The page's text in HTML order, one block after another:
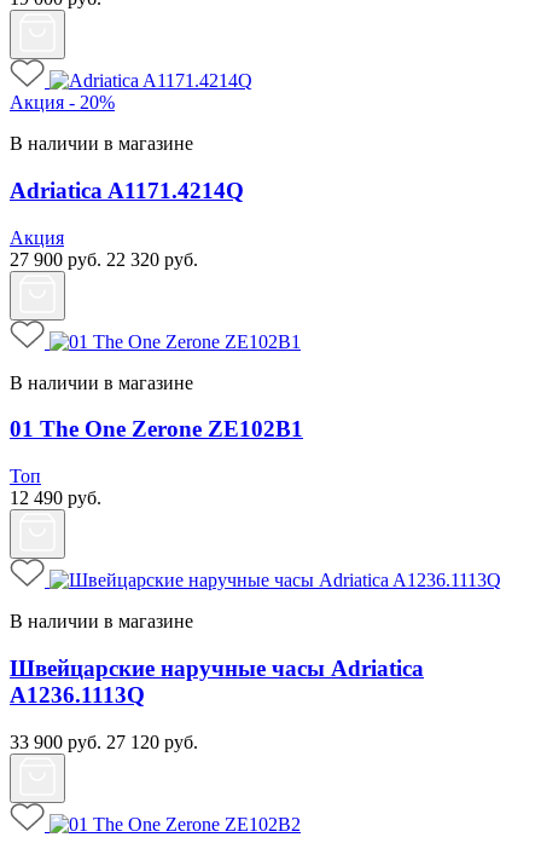
Акция - 20%
В наличии в магазине
Adriatica A1171.4214Q
Акция
27 900 руб. 22 320 руб.
В наличии в магазине
01 The One Zerone ZE102B1
Топ
12 490 руб.
В наличии в магазине
Швейцарские наручные часы Adriatica
A1236.1113Q
33 900 руб. 27 120 руб.